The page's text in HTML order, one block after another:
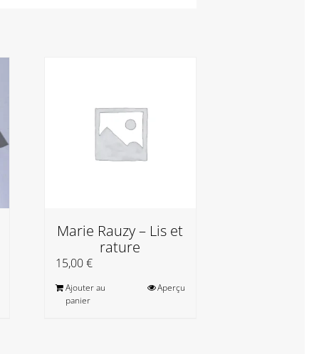
Marie Rauzy – Lis et
rature
15,00€
Ajouter au
panier
Aperçu